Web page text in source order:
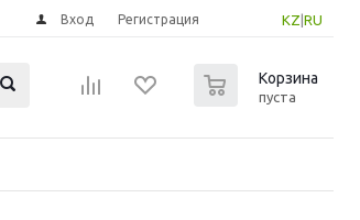
KZ RU
Вход Регистрация
Корзина
пуста